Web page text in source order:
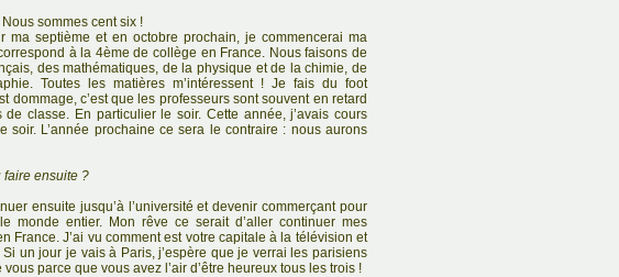
sommes cent six !
ma septième et en octobre prochain, je commencerai ma
à la 4ème de collège en France. Nous faisons de
des mathématiques, de la physique et de la chimie, de
Toutes les matières m’intéressent ! Je fais du foot
dommage, c’est que les professeurs sont souvent en retard
de classe. En particulier le soir. Cette année, j’avais cours
soir. L’année prochaine ce sera le contraire : nous aurons
faire ensuite ?
ensuite jusqu’à l’université et devenir commerçant pour
monde entier. Mon rêve ce serait d’aller continuer mes
France. J’ai vu comment est votre capitale à la télévision et
Si un jour je vais à Paris, j’espère que je verrai les parisiens
vous parce que vous avez l’air d’être heureux tous les trois !